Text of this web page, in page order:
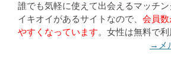
誰でも気軽に使えて出会えるマッチ
イキオイがあるサイトなので、 会員
やすくなっています。女性は無料で利
→メ